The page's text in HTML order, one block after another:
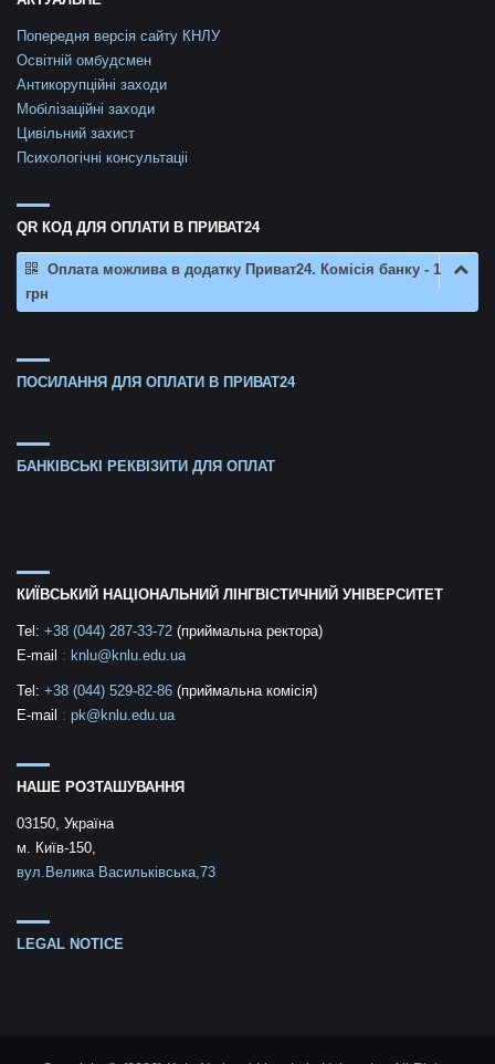
Попередня версія сайту КНЛУ
Освітній омбудсмен
Антикорупційні заходи
Мобілізаційні заходи
Цивільний захист
Психологічні консультаціі
QR КОД ДЛЯ ОПЛАТИ В ПРИВАТ24
Оплата можлива в додатку Приват24. Комісія банку - 1
грн
ПОСИЛАННЯ ДЛЯ ОПЛАТИ В ПРИВАТ24
БАНКІВСЬКІ РЕКВІЗИТИ ДЛЯ ОПЛАТ
КИЇВСЬКИЙ НАЦІОНАЛЬНИЙ ЛІНГВІСТИЧНИЙ УНІВЕРСИТЕТ
Tel: +38 (044) 287-33-72 (приймальна ректора)
E-mail : knlu@knlu.edu.ua
Tel: +38 (044) 529-82-86 (приймальна комісія)
E-mail : pk@knlu.edu.ua
НАШЕ РОЗТАШУВАННЯ
03150, Україна
м. Київ-150,
вул.Велика Васильківська,73
LEGAL NOTICE